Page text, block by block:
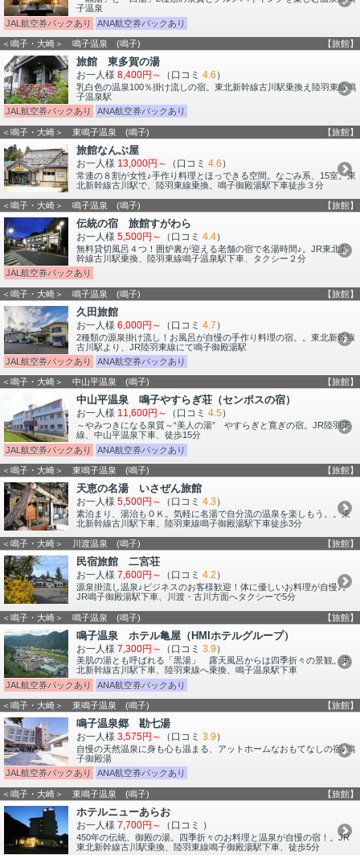
子温泉
JAL航空券パックあり
ANA航空券パックあり
＜鳴子・大崎＞ 鳴子温泉 (鳴子) 【旅館】
旅館 東多賀の湯
お一人様 8,400円～ （口コミ 4.6 ）
乳白色の温泉100％掛け流しの宿。東北新幹線古川駅乗換え陸羽東線鳴
子温泉駅
JAL航空券パックあり
ANA航空券パックあり
＜鳴子・大崎＞ 東鳴子温泉 (鳴子) 【旅館】
旅館なんぶ屋
お一人様 13,000円～ （口コミ 4.6 ）
常連の８割が女性♪手作り料理とほっできる空間。なごみ系、15室。東
北新幹線古川駅で、陸羽東線乗換。鳴子御殿湯駅下車徒歩３分
＜鳴子・大崎＞ 鳴子温泉 (鳴子) 【旅館】
伝統の宿 旅館すがわら
お一人様 5,500円～ （口コミ 4.4）
無料貸切風呂４つ！囲炉裏が迎える老舗の宿で名湯時間♪。JR東北新
幹線古川駅乗換、陸羽東線鳴子温泉駅下車、タクシー２分
JAL航空券パックあり
＜鳴子・大崎＞ 鳴子温泉 (鳴子) 【旅館】
久田旅館
お一人様 6,000円～ （口コミ 4.7 ）
2種類の源泉掛け流し！お風呂が自慢の手作り料理の宿。。東北新幹線
古川駅より、JR陸羽東線にて鳴子御殿湯駅
JAL航空券パックあり
ANA航空券パックあり
＜鳴子・大崎＞ 中山平温泉 (鳴子) 【旅館】
中山平温泉 鳴子やすらぎ荘（センポスの宿）
お一人様 11,600円～ （口コミ 4.5）
～やみつきになる泉質～“美人の湯” やすらぎと寛ぎの宿。JR陸羽東
線、中山平温泉下車、徒歩15分
JAL航空券パックあり
ANA航空券パックあり
＜鳴子・大崎＞ 東鳴子温泉 (鳴子) 【旅館】
天恵の名湯 いさぜん旅館
お一人様 5,500円～ （口コミ 4.3）
素泊まり、湯治もＯＫ。気軽に名湯で自分流の温泉を楽しもう。。東
北新幹線古川駅下車、陸羽東線鳴子御殿湯駅下車徒歩3分
＜鳴子・大崎＞ 川渡温泉 (鳴子) 【旅館】
民宿旅館 二宮荘
お一人様 7,600円～ （口コミ 4.2 ）
源泉掛流し温泉♪ビジネスのお客様歓迎！体に優しいお料理が自慢♪。
JR鳴子御殿湯駅下車、川渡・古川方面へタクシーで5分
＜鳴子・大崎＞ 鳴子温泉 (鳴子) 【旅館】
鳴子温泉 ホテル亀屋（HMIホテルグループ）
お一人様 7,300円～ （口コミ 3.9）
美肌の湯とも呼ばれる「黒湯」 露天風呂からは四季折々の景観。東
北新幹線古川駅下車、陸羽東線へ乗換、鳴子温泉駅下車
JAL航空券パックあり
ANA航空券パックあり
＜鳴子・大崎＞ 東鳴子温泉 (鳴子) 【旅館】
鳴子温泉郷 勘七湯
お一人様 3,575円～ （口コミ 3.9）
自慢の天然温泉に身も心も温まる、アットホームなおもてなしの宿♪鳴
子御殿湯
JAL航空券パックあり
ANA航空券パックあり
＜鳴子・大崎＞ 東鳴子温泉 (鳴子) 【旅館】
ホテルニューあらお
お一人様 7,700円～ （口コミ ）
450年の伝統、御殿の湯。四季折々のお料理と温泉が自慢の宿！。JR
東北新幹線古川駅乗換、陸羽東線鳴子御殿湯駅下車、徒歩5分